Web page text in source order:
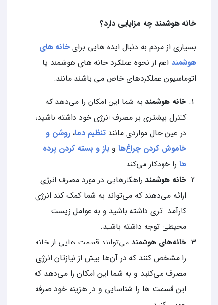
خانه هوشمند چه مزایایی دارد؟
بسیاری از مردم به دنبال ایده هایی برای خانه های
هوشمند اعم از نحوه عملکرد خانه های هوشمند یا
اتوماسیون عملکردهای خاص می باشند مانند:
خانه‌ هوشمند به شما این امکان را می‌دهد که
کنترل بیشتری بر مصرف انرژی خود داشته باشید،
در عین حال مواردی مانند تنظیم دما، روشن و
خاموش کردن چراغ‌ها و باز و بسته کردن پرده
ها را خودکار می‌کند.
خانه‌ هوشمند راهکارهایی در مورد مصرف انرژی
ارائه می‌دهند که می‌تواند به شما کمک کند انرژی
کارآمد تری داشته باشید و به عوامل زیست‌
محیطی توجه داشته باشید.
خانه‌های هوشمند می‌توانند قسمت هایی از خانه
را مشخص کنند که در آن‌ها بیش از نیازتان انرژی
مصرف می‌کنید و به شما این امکان را می‌دهد که
این قسمت ها را شناسایی و در هزینه خود صرفه‌